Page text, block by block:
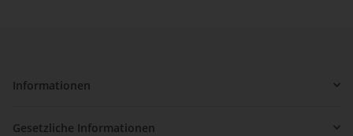
Informationen
Gesetzliche Informationen